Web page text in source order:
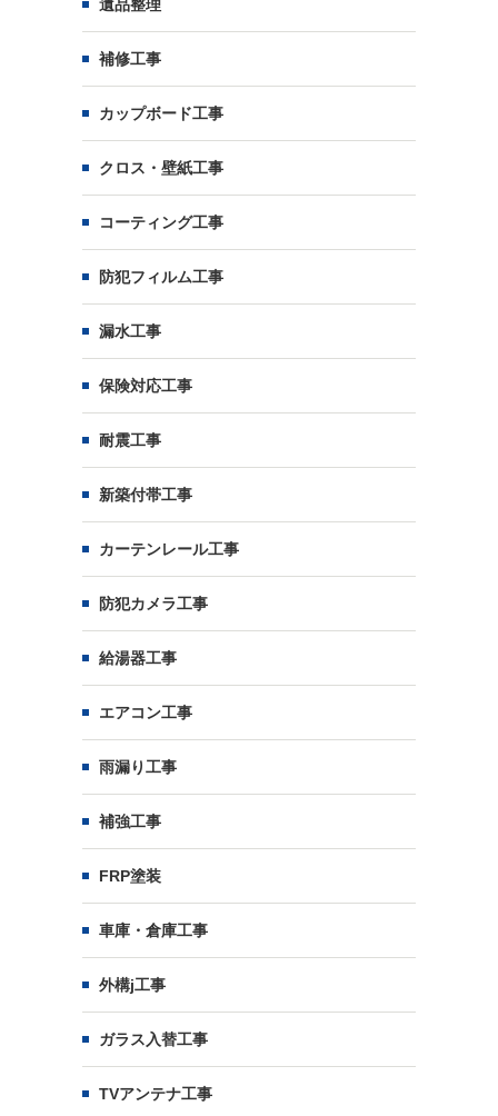
遺品整理
補修工事
カップボード工事
クロス・壁紙工事
コーティング工事
防犯フィルム工事
漏水工事
保険対応工事
耐震工事
新築付帯工事
カーテンレール工事
防犯カメラ工事
給湯器工事
エアコン工事
雨漏り工事
補強工事
FRP塗装
車庫・倉庫工事
外構j工事
ガラス入替工事
TVアンテナ工事